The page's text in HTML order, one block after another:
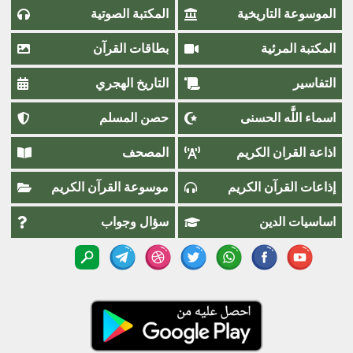
الموسوعة التاريخية المكتبة الصوتية
المكتبة المرئية بطاقات القرآن
التفاسير التاريخ الهجري
اسماء اللَّٰه الحسنى حصن المسلم
اذاعة القران الكريم المصحف
إذاعات القرآن الكريم موسوعة القرآن الكريم
اساسيات الدين سؤال وجواب